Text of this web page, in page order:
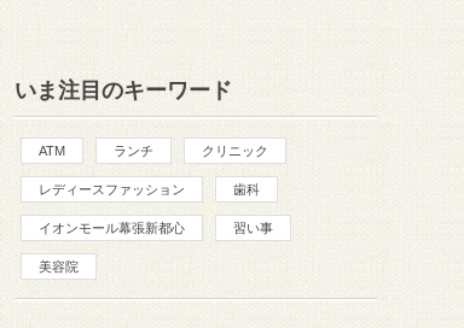
いま注目のキーワード
ATM ランチ クリニック
レディースファッション 歯科
イオンモール幕張新都心 習い事
美容院